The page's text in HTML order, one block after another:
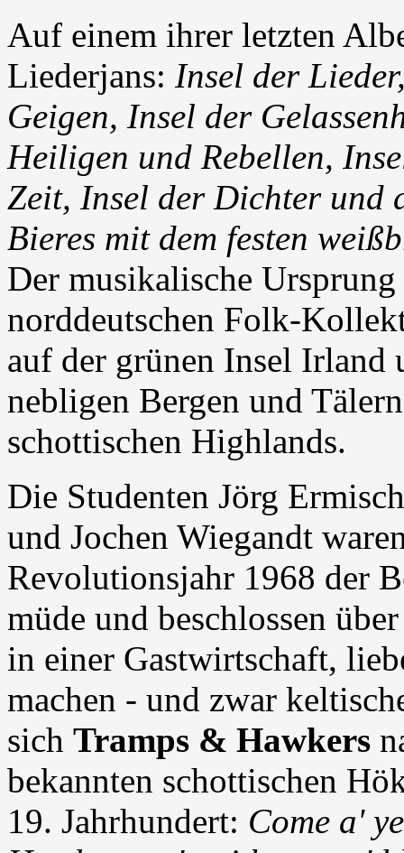
Auf einem ihrer letzten
Liederjans: Insel der
Geigen, Insel der
Heiligen und Rebellen,
Zeit, Insel der Dichter und
Bieres mit dem festen
Der musikalische Ursprung
norddeutschen Folk-
auf der grünen Insel Irland
nebligen Bergen und
schottischen Highlands.
Die Studenten Jörg
und Jochen Wiegandt
Revolutionsjahr 1968 der
müde und beschlossen
in einer Gastwirtschaft,
machen - und zwar
sich Tramps & Hawkers
bekannten schottischen
19. Jahrhundert: Come a'